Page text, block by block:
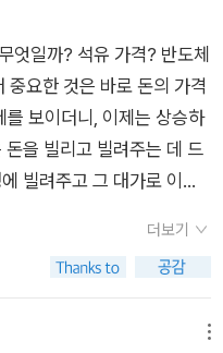
적 갈등의 심화는 금융 시
을 높이는 요인으로 작용할
가능성은 적다고 언급하며,
나 완만하게 상승하는 패러
리가 특정
형점을 찾아갈 것이라고 설
보다 그를 둘러싼 구조적
경제 사슬에
읽어야 할 경고장 결국 이
엇일까? 석유 가격? 반도체
중요한 것은 바로 돈의 가격
보이더니, 이제는 상승하
을 빌리고 빌려주는 데 드
빌려주고 그 대가로 이자
차입 비용'이라고 한다. - '돈
제학자들이 엮었다. 제이
버그 이코노믹스의 수석
더보기